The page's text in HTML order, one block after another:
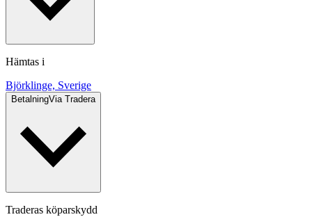
Hämtas i
Björklinge, Sverige
BetalningVia Tradera
Traderas köparskydd